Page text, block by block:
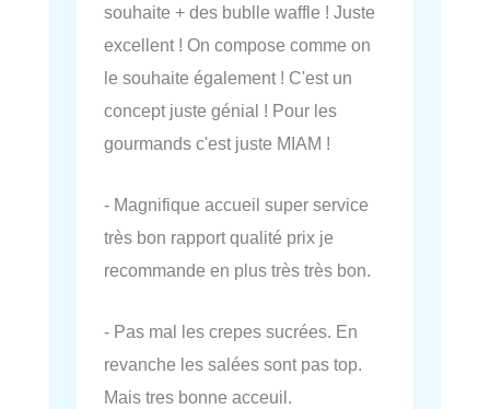
souhaite + des bublle waffle ! Juste
excellent ! On compose comme on
le souhaite également ! C'est un
concept juste génial ! Pour les
gourmands c'est juste MIAM !
- Magnifique accueil super service
très bon rapport qualité prix je
recommande en plus très très bon.
- Pas mal les crepes sucrées. En
revanche les salées sont pas top.
Mais tres bonne acceuil.